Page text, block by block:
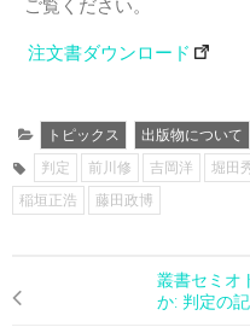
ご覧ください。
注文書ダウンロード
トピックス
出版物について
判定
前川修 吉岡洋 堀田
稲垣正浩
藤田政博
叢書セミオ
か: 判定の